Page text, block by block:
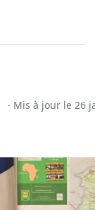
· Mis à jour le 26